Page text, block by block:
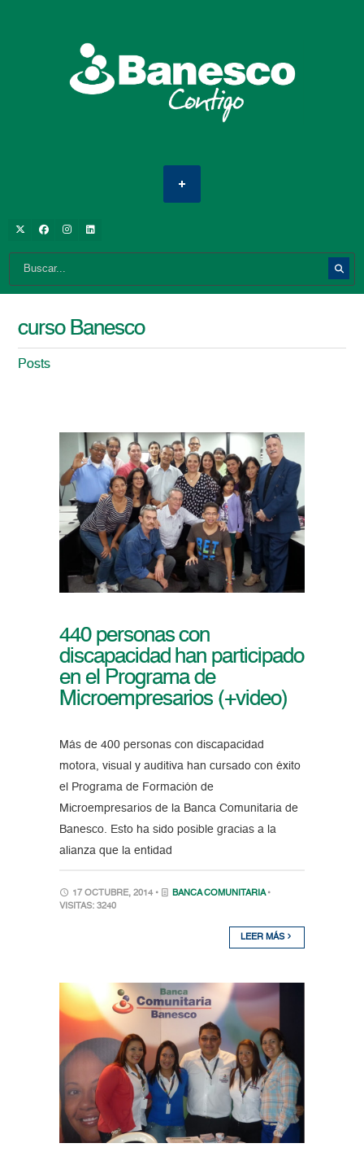
curso Banesco
Posts
440 personas con
discapacidad han participado
en el Programa de
Microempresarios (+video)
Más de 400 personas con discapacidad
motora, visual y auditiva han cursado con éxito
el Programa de Formación de
Microempresarios de la Banca Comunitaria de
Banesco. Esto ha sido posible gracias a la
alianza que la entidad
17 OCTUBRE, 2014 • BANCA COMUNITARIA •
VISITAS: 3240
LEER MÁS